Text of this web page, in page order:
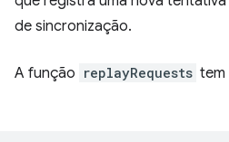
de sincronização.
A função replayRequests tem